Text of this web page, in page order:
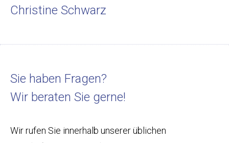
Christine Schwarz
Sie haben Fragen?
Wir beraten Sie gerne!
Wir rufen Sie innerhalb unserer üblichen